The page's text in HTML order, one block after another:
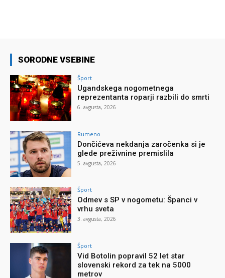
SORODNE VSEBINE
Šport
Ugandskega nogometnega
reprezentanta roparji razbili do smrti
6. avgusta, 2026
Rumeno
Dončićeva nekdanja zaročenka si je
glede preživnine premislila
5. avgusta, 2026
Šport
Odmev s SP v nogometu: Španci v
vrhu sveta
3. avgusta, 2026
Šport
Vid Botolin popravil 52 let star
slovenski rekord za tek na 5000
metrov